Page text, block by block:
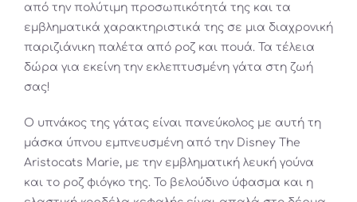
από την πολύτιμη προσωπικότητά της και τα
εμβληματικά χαρακτηριστικά της σε μια διαχρονική
παριζιάνικη παλέτα από ροζ και πουά. Τα τέλεια
δώρα για εκείνη την εκλεπτυσμένη γάτα στη ζωή
σας!
Ο υπνάκος της γάτας είναι πανεύκολος με αυτή τη
μάσκα ύπνου εμπνευσμένη από την Disney The
Aristocats Marie, με την εμβληματική λευκή γούνα
και το ροζ φιόγκο της. Το βελούδινο ύφασμα και η